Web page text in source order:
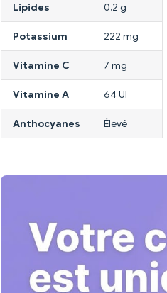
Lipides 0,2 g
Potassium 222 mg
Vitamine C 7 mg
Vitamine A 64 UI
Anthocyanes Élevé